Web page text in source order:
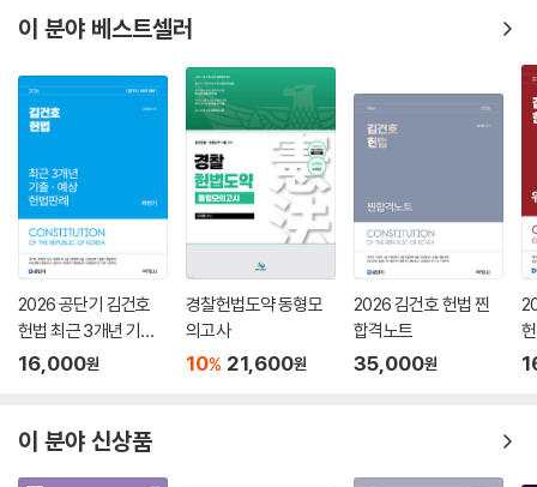
이 분야 베스트셀러
2026 공단기 김건호
헌법 최근 3개년 기출·
예상 헌법판례 하반기
16,000원
경찰헌법도약 동형모
의고사
10% 21,600원
2026 김건호 헌법 찐
합격노트
35,000원
이 분야 신상품